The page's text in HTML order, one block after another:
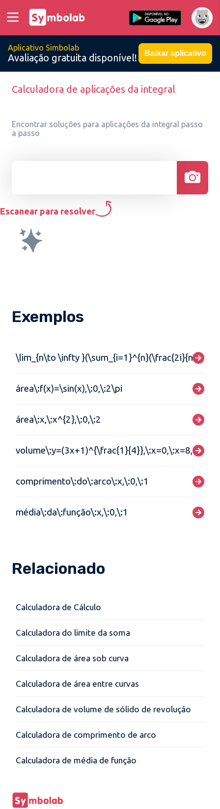
Aplicativo Simbolab
Avaliação gratuita disponível! Baixar aplicativo
Calculadora de aplicações da integral
Encontrar soluções para aplicações da integral passo
a passo
Escanear para resolver
Exemplos
\lim_{n\to \infty
área\:f(x)=\sin(x),\:0,\:2\pi
área\:x,\:x^{2},\:0,\:2
volume\:y=(3x+1)^{\frac{1}{4}},\:x=0,\:x=8,\:y=0
comprimento\:do\:arco\:x,\:0,\:1
média\:da\:função\:x,\:0,\:1
Relacionado
Calculadora de Cálculo
Calculadora do limite da soma
Calculadora de área sob curva
Calculadora de área entre curvas
Calculadora de volume de sólido de revolução
Calculadora de comprimento de arco
Calculadora de média de função